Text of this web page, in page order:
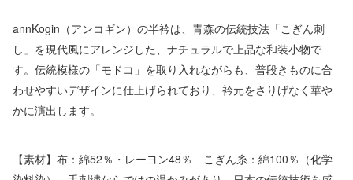
annKogin（アンコギン）の半衿は、青森の伝統技法「こぎん刺
し」を現代風にアレンジした、ナチュラルで上品な和装小物で
す。伝統模様の「モドコ」を取り入れながらも、普段きものに合
わせやすいデザインに仕上げられており、衿元をさりげなく華や
かに演出します。
【素材】布：綿52％・レーヨン48％ こぎん糸：綿100％（化学